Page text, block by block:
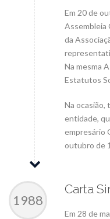
Em 20 de
Assembleia
da
Na mesma
Estatutos
Na ocasião,
entidade,
empresário
outubro de
1988
Carta
Em 28 de